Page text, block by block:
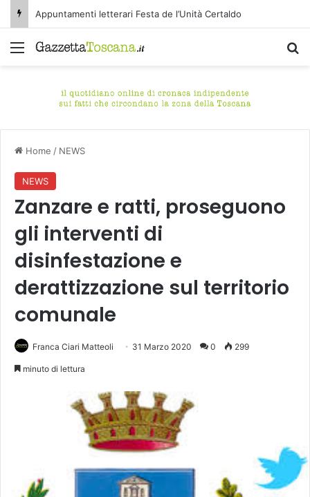
Appuntamenti letterari Festa de l’Unità Certaldo
Menu
Home / NEWS
NEWS
Zanzare e ratti, proseguono
gli interventi di
disinfestazione e
derattizzazione sul territorio
comunale
Franca Ciari Matteoli 31 Marzo 2020 0 299
minuto di lettura